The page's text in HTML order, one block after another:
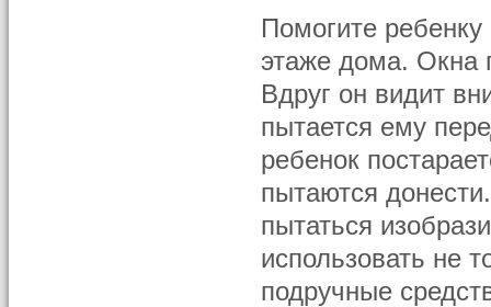
Помогите
этаже дома. Окна
Вдруг он видит
пытается ему
ребенок
пытаются
пытаться
использовать не
подручные